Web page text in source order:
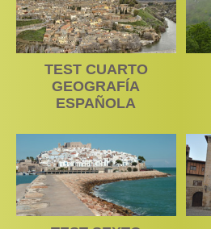
TEST CUARTO
GEOGRAFÍA
ESPAÑOLA